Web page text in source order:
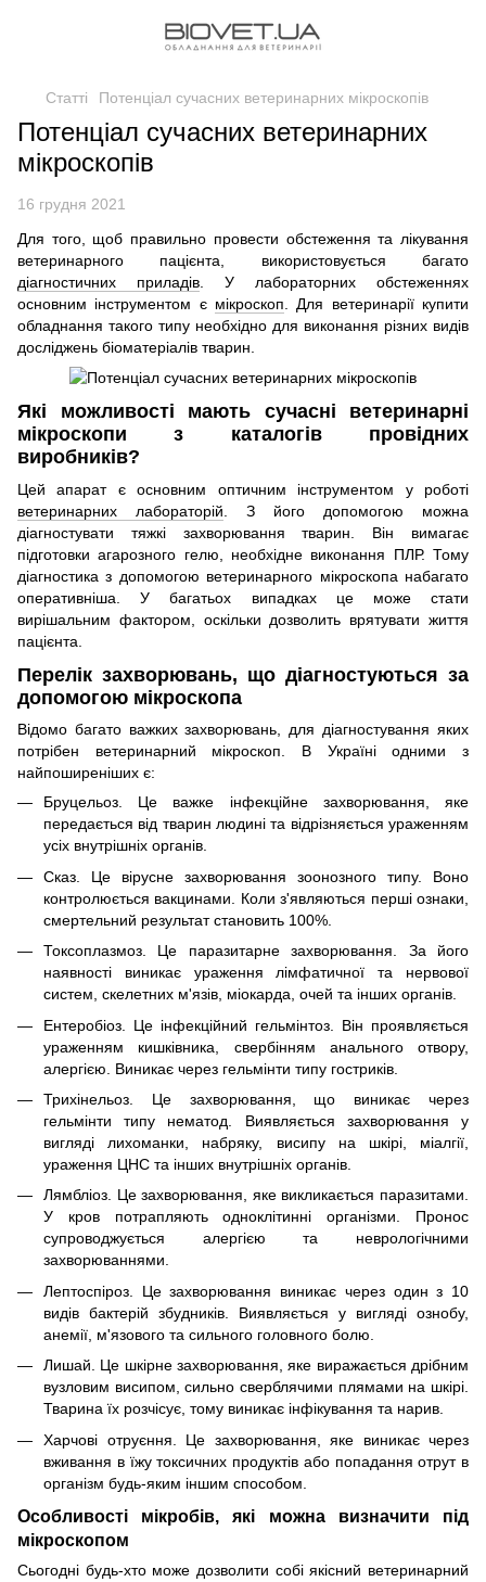
Статті Потенціал сучасних ветеринарних мікроскопів
Потенціал сучасних ветеринарних
мікроскопів
16 грудня 2021
Для того, щоб правильно провести обстеження та лікування
ветеринарного пацієнта, використовується багато
діагностичних приладів . У лабораторних обстеженнях
основним інструментом є мікроскоп . Для ветеринарії купити
обладнання такого типу необхідно для виконання різних видів
досліджень біоматеріалів тварин.
Які можливості мають сучасні ветеринарні
мікроскопи з каталогів провідних
виробників?
Цей апарат є основним оптичним інструментом у роботі
ветеринарних лабораторій . З його допомогою можна
діагностувати тяжкі захворювання тварин. Він вимагає
підготовки агарозного гелю, необхідне виконання ПЛР. Тому
діагностика з допомогою ветеринарного мікроскопа набагато
оперативніша. У багатьох випадках це може стати
вирішальним фактором, оскільки дозволить врятувати життя
пацієнта.
Перелік захворювань, що діагностуються за
допомогою мікроскопа
Відомо багато важких захворювань, для діагностування яких
потрібен ветеринарний мікроскоп. В Україні одними з
найпоширеніших є:
Бруцельоз. Це важке інфекційне захворювання, яке
передається від тварин людині та відрізняється ураженням
усіх внутрішніх органів.
Сказ. Це вірусне захворювання зоонозного типу. Воно
контролюється вакцинами. Коли з'являються перші ознаки,
смертельний результат становить 100%.
Токсоплазмоз. Це паразитарне захворювання. За його
наявності виникає ураження лімфатичної та нервової
систем, скелетних м'язів, міокарда, очей та інших органів.
Ентеробіоз. Це інфекційний гельмінтоз. Він проявляється
ураженням кишківника, свербінням анального отвору,
алергією. Виникає через гельмінти типу гостриків.
Трихінельоз. Це захворювання, що виникає через
гельмінти типу нематод. Виявляється захворювання у
вигляді лихоманки, набряку, висипу на шкірі, міалгії,
ураження ЦНС та інших внутрішніх органів.
Лямбліоз. Це захворювання, яке викликається паразитами.
У кров потрапляють одноклітинні організми. Пронос
супроводжується алергією та неврологічними
захворюваннями.
Лептоспіроз. Це захворювання виникає через один з 10
видів бактерій збудників. Виявляється у вигляді ознобу,
анемії, м'язового та сильного головного болю.
Лишай. Це шкірне захворювання, яке виражається дрібним
вузловим висипом, сильно сверблячими плямами на шкірі.
Тварина їх розчісує, тому виникає інфікування та нарив.
Харчові отруєння. Це захворювання, яке виникає через
вживання в їжу токсичних продуктів або попадання отрут в
організм будь-яким іншим способом.
Особливості мікробів, які можна визначити під
мікроскопом
Сьогодні будь-хто може дозволити собі якісний ветеринарний